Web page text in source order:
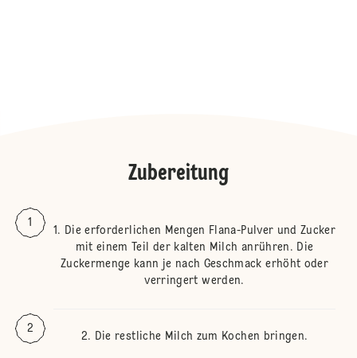
Zubereitung
Die erforderlichen Mengen Flana-Pulver und Zucker
mit einem Teil der kalten Milch anrühren. Die
Zuckermenge kann je nach Geschmack erhöht oder
verringert werden.
Die restliche Milch zum Kochen bringen.